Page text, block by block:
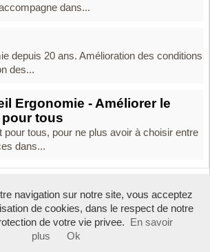
dans...
depuis 20 ans. Amélioration des conditions
des...
Ergonomie - Améliorer le
tous
pour tous, pour ne plus avoir à choisir entre
dans...
par Arfooo 2.02 - © 2007 - 2026
réservés -annuaire du conseil
navigation sur notre site, vous acceptez
de cookies, dans le respect de notre
de votre vie privee.
En savoir
plus
Ok